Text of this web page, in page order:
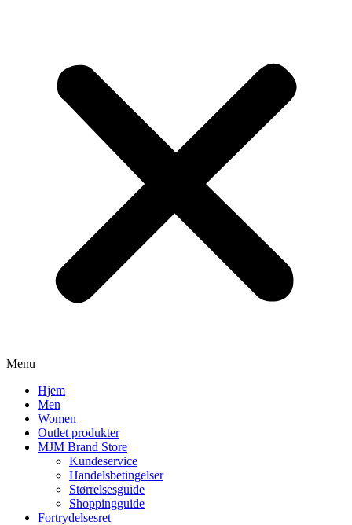
Menu
Hjem
Men
Women
Outlet produkter
MJM Brand Store
Kundeservice
Handelsbetingelser
Størrelsesguide
Shoppingguide
Fortrydelsesret